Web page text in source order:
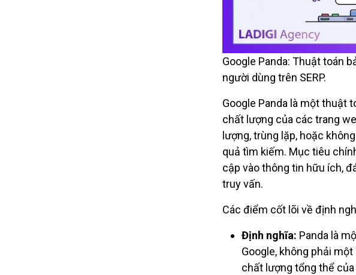
Google Panda: Thuật toán
người dùng trên SERP.
Google Panda là một thuật
chất lượng của các trang
lượng, trùng lặp, hoặc
quả tìm kiếm. Mục tiêu
cập vào thông tin hữu ích,
truy vấn.
Các điểm cốt lõi về định
Định nghĩa: Panda là
Google, không phải
chất lượng tổng thể